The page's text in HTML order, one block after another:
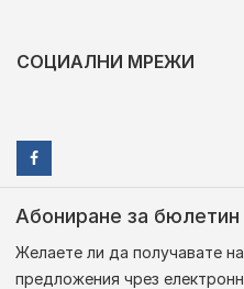
СОЦИАЛНИ МРЕЖИ
Абониране за бюлетин
Желаете ли да получавате
предложения чрез